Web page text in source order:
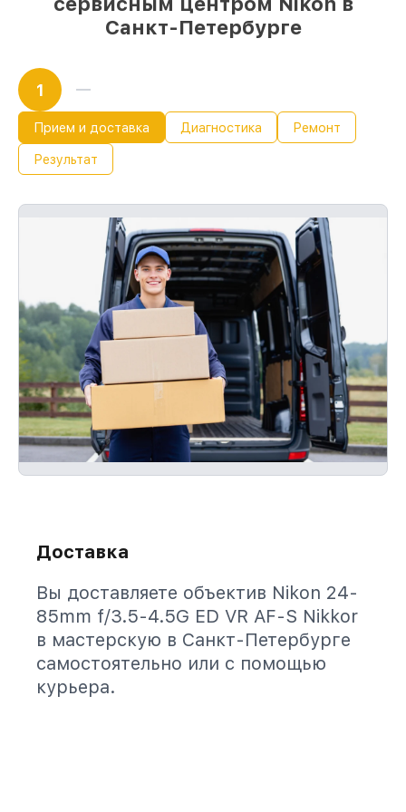
Санкт-Петербурге
1
Прием и доставка Диагностика Ремонт
Результат
Доставка
Вы доставляете объектив Nikon 24-
85mm f/3.5-4.5G ED VR AF-S Nikkor
в мастерскую в Санкт-Петербурге
самостоятельно или с помощью
курьера.